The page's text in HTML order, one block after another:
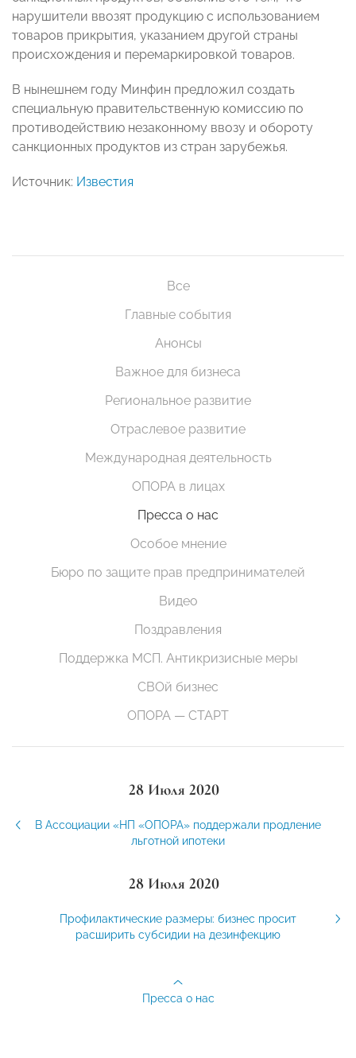
нарушители ввозят продукцию с использованием
товаров прикрытия, указанием другой страны
происхождения и перемаркировкой товаров.
В нынешнем году Минфин предложил создать
специальную правительственную комиссию по
противодействию незаконному ввозу и обороту
санкционных продуктов из стран зарубежья.
Источник: Известия
Все
Главные события
Анонсы
Важное для бизнеса
Региональное развитие
Отраслевое развитие
Международная деятельность
ОПОРА в лицах
Пресса о нас
Особое мнение
Бюро по защите прав предпринимателей
Видео
Поздравления
Поддержка МСП. Антикризисные меры
СВОй бизнес
ОПОРА — СТАРТ
28 Июля 2020
В Ассоциации «НП «ОПОРА» поддержали продление
льготной ипотеки
28 Июля 2020
Профилактические размеры: бизнес просит
расширить субсидии на дезинфекцию
Пресса о нас